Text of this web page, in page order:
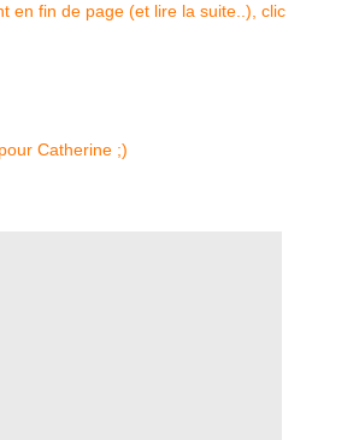
en fin de page (et lire la suite..), clic
Catherine ;)